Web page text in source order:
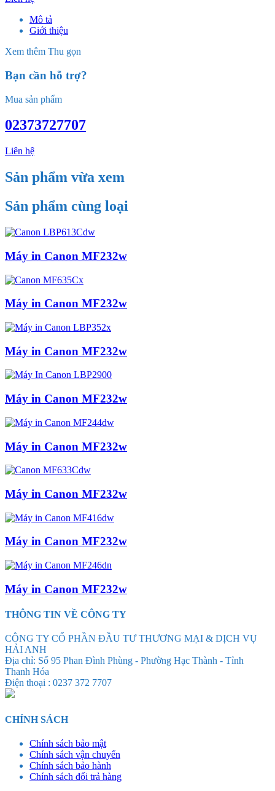
Mô tả
Giới thiệu
Xem thêm Thu gọn
Bạn cần hỗ trợ?
Mua sản phẩm
02373727707
Liên hệ
Sản phẩm vừa xem
Sản phẩm cùng loại
Máy in Canon MF232w
Máy in Canon MF232w
Máy in Canon MF232w
Máy in Canon MF232w
Máy in Canon MF232w
Máy in Canon MF232w
Máy in Canon MF232w
Máy in Canon MF232w
THÔNG TIN VỀ CÔNG TY
CÔNG TY CỔ PHẦN ĐẦU TƯ THƯƠNG MẠI & DỊCH VỤ
HẢI ANH
Địa chỉ: Số 95 Phan Đình Phùng - Phường Hạc Thành - Tỉnh
Thanh Hóa
Điện thoại : 0237 372 7707
CHÍNH SÁCH
Chính sách bảo mật
Chính sách vận chuyển
Chính sách bảo hành
Chính sách đổi trả hàng